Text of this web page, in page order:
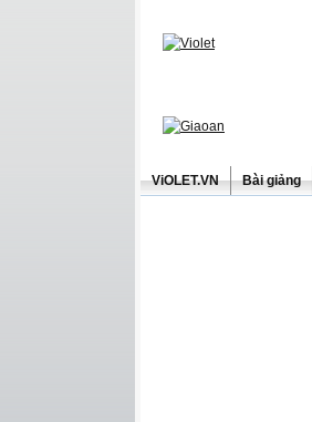
ViOLET.VN Bài giảng